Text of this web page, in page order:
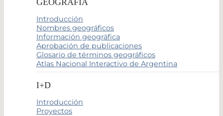
Introducción
Nombres geográficos
Información geográfica
Aprobación de publicaciones
Glosario de términos geográficos
Atlas Nacional Interactivo de Argentina
I+D
Introducción
Proyectos